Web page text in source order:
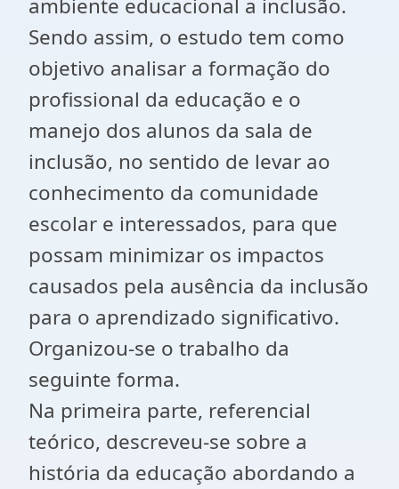
ambiente educacional a inclusão.
Sendo assim, o estudo tem como
objetivo analisar a formação do
profissional da educação e o
manejo dos alunos da sala de
inclusão, no sentido de levar ao
conhecimento da comunidade
escolar e interessados, para que
possam minimizar os impactos
causados pela ausência da inclusão
para o aprendizado significativo.
Organizou-se o trabalho da
seguinte forma.
Na primeira parte, referencial
teórico, descreveu-se sobre a
história da educação abordando a